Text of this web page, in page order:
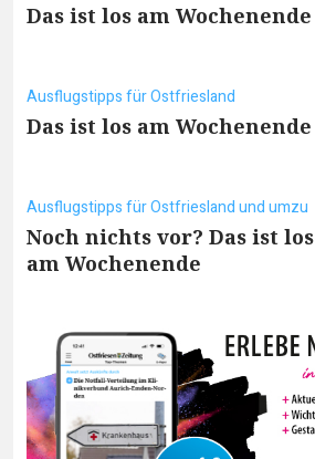
Das ist los am Wochenende
Ausflugstipps für Ostfriesland
Das ist los am Wochenende
Ausflugstipps für Ostfriesland und umzu
Noch nichts vor? Das ist los
am Wochenende